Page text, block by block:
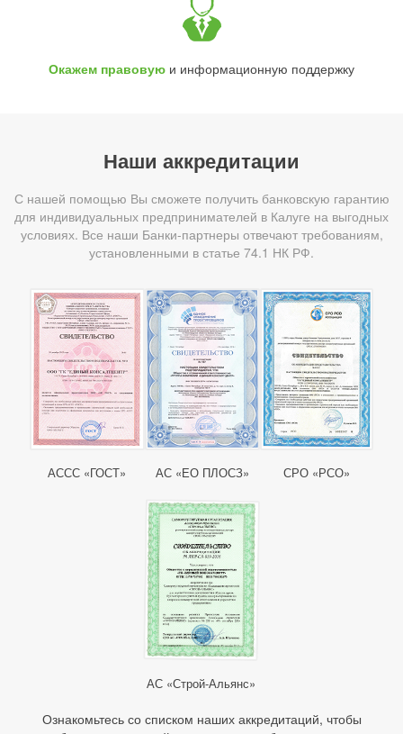
Окажем правовую и информационную поддержку
Наши аккредитации
С нашей помощью Вы сможете получить банковскую гарантию
для индивидуальных предпринимателей в Калуге на выгодных
условиях. Все наши Банки-партнеры отвечают требованиям,
установленными в статье 74.1 НК РФ.
АССС «ГОСТ» АС «ЕО ПЛОСЗ» СРО «РСО»
АС «Строй-Альянс»
Ознакомьтесь со списком наших аккредитаций, чтобы